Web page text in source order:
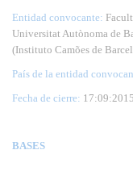
Entidad convocante:
Universitat Autònoma de
(Instituto Camões de
País de la entidad
Fecha de cierre: 17:09:2015
BASES